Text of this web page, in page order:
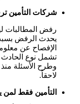
شركات التأمين
رفض المطالبات
يحدث الرفض
الإفصاح عن
تشمل نوع الحادث
وطرح الأسئلة منذ
لاحقاً.
التأمين فقط